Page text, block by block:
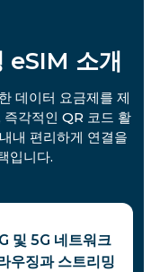
소개
데이터 요금제를 제
즉각적인 QR 코드 활
내 편리하게 연결을
입니다.
및 5G 네트워크
우징과 스트리밍